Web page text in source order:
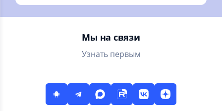
танк и идите на
поля сражений.
их чтобы наносить
больше урона
Мы на связи
Узнать первым